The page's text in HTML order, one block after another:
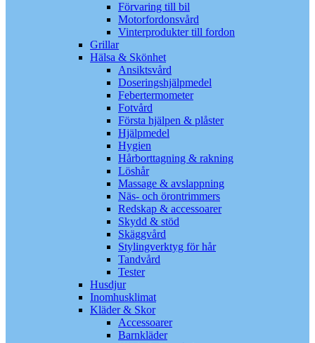
Förvaring till bil
Motorfordonsvård
Vinterprodukter till fordon
Grillar
Hälsa & Skönhet
Ansiktsvård
Doseringshjälpmedel
Febertermometer
Fotvård
Första hjälpen & plåster
Hjälpmedel
Hygien
Hårborttagning & rakning
Löshår
Massage & avslappning
Näs- och örontrimmers
Redskap & accessoarer
Skydd & stöd
Skäggvård
Stylingverktyg för hår
Tandvård
Tester
Husdjur
Inomhusklimat
Kläder & Skor
Accessoarer
Barnkläder